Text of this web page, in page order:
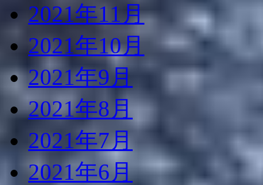
2021年11月
2021年10月
2021年9月
2021年8月
2021年7月
2021年6月